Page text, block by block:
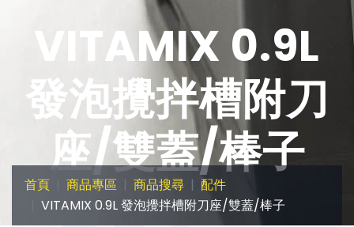
VITAMIX 0.9L
發泡攪拌槽附刀
座/雙蓋/棒子
首頁 商品專區 商品搜尋
配件
VITAMIX 0.9L 發泡攪拌槽附刀座/雙蓋/棒子